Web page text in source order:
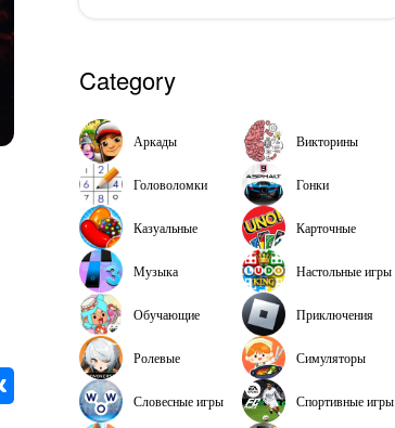
Category
Аркады Викторины
Головоломки Гонки
Казуальные Карточные
Музыка Настольные игры
Обучающие Приключения
Ролевые Симуляторы
Словесные игры Спортивные игры